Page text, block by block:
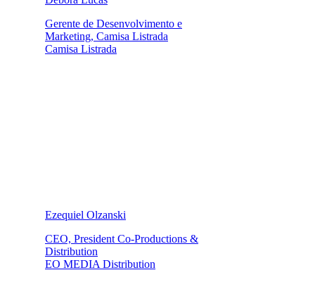
Gerente de Desenvolvimento e
Marketing, Camisa Listrada
Camisa Listrada
Ezequiel Olzanski
CEO, President Co-Productions &
Distribution
EO MEDIA Distribution